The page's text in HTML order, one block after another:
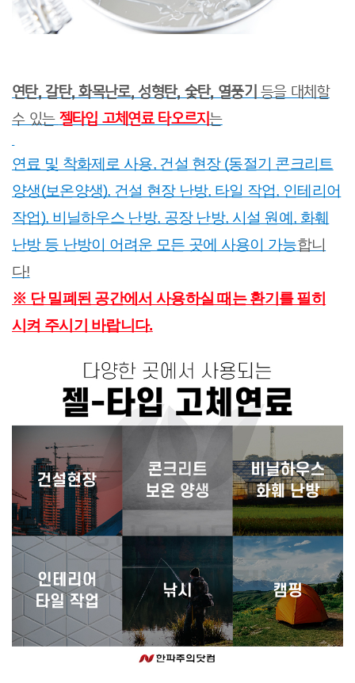
​연탄, 갈탄, 화목난로, 성형탄, 숯탄, 열풍기 등을 대체할
수 있는 젤타입 고체연료 타오르지는
연료 및 착화제로 사용, 건설 현장 (동절기 콘크리트
양생(보온양생), 건설 현장 난방, 타일 작업, 인테리어
작업), 비닐하우스 난방, 공장 난방, 시설 원예, 화훼
난방 등 난방이 어려운 모든 곳에 사용이 가능합니
다!
※ 단 밀폐된 공간에서 사용하실 때는 환기를 필히
시켜 주시기 바랍니다.